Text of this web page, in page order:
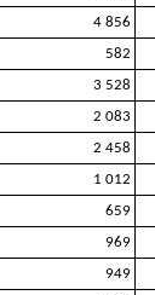
4 856
582
3 528
2 083
2 458
1 012
659
969
949